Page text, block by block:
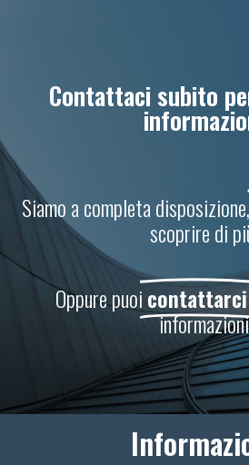
Contattaci subito
Siamo a completa disposizione,
scoprire di
Oppure puoicontattarci
informazioni